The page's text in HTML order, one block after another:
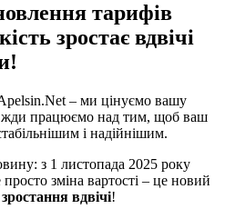
тарифів
зростає вдвічі
– ми цінуємо вашу
працюємо над тим, щоб ваш
і надійнішим.
з 1 листопада 2025 року
зміна вартості – це новий
зростання вдвічі!